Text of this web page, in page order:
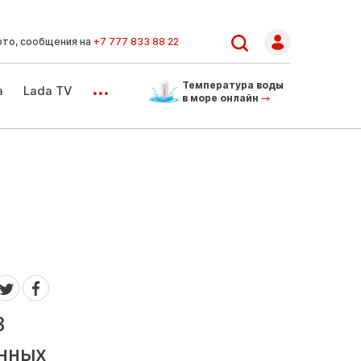
сообщения на +7 777 833 88 22
Lada TV ...
Температура воды
в море онлайн